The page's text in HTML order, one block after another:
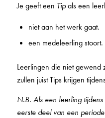
Je geeft een Tipals een
niet aan het werk gaat.
een medeleerling stoort.
Leerlingen die niet gewend
zullen juist Tips krijgen
N.B. Als een leerling
eerste deel van een